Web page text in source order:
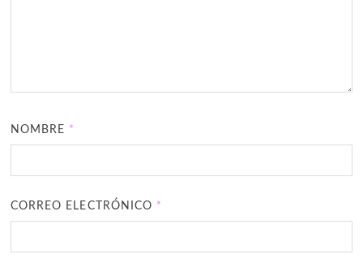
NOMBRE *
CORREO ELECTRÓNICO *